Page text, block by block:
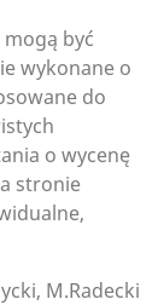
być
wykonane o
do
o wycenę
stronie
M.Radecki